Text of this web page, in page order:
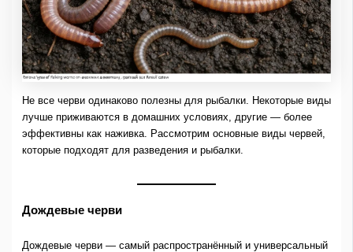
Не все черви одинаково полезны для рыбалки. Некоторые виды
лучше приживаются в домашних условиях, другие — более
эффективны как наживка. Рассмотрим основные виды червей,
которые подходят для разведения и рыбалки.
Дождевые черви
Дождевые черви — самый распространённый и универсальный